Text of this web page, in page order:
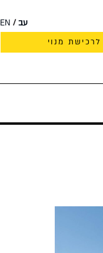
עב
EN
לרכישת מנוי